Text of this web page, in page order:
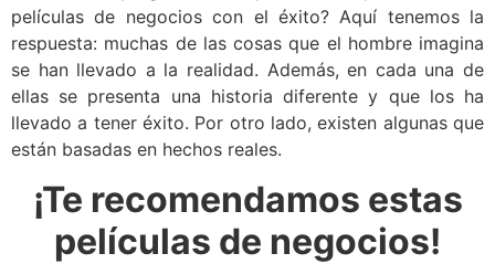
películas de negocios con el éxito? Aquí tenemos la
respuesta: muchas de las cosas que el hombre imagina
se han llevado a la realidad. Además, en cada una de
ellas se presenta una historia diferente y que los ha
llevado a tener éxito. Por otro lado, existen algunas que
están basadas en hechos reales.
¡Te recomendamos estas
películas de negocios!